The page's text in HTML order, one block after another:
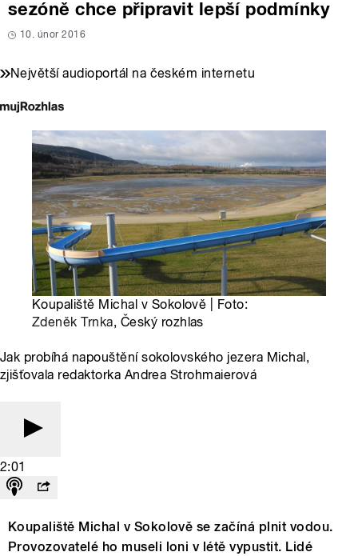
sezóně chce připravit lepší podmínky
10. únor 2016
Největší audioportál na českém internetu
Koupaliště Michal v Sokolově | Foto:
Zdeněk Trnka, Český rozhlas
Jak probíhá napouštění sokolovského jezera Michal,
zjišťovala redaktorka Andrea Strohmaierová
2:01
Koupaliště Michal v Sokolově se začíná plnit vodou.
Provozovatelé ho museli loni v létě vypustit. Lidé